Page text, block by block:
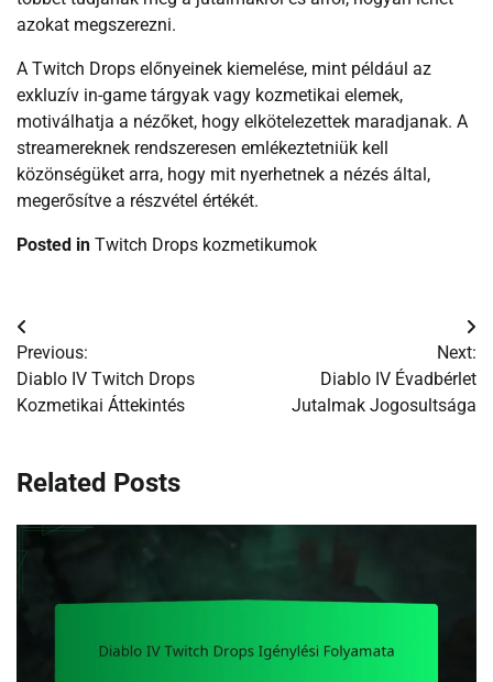
azokat megszerezni.
A Twitch Drops előnyeinek kiemelése, mint például az
exkluzív in-game tárgyak vagy kozmetikai elemek,
motiválhatja a nézőket, hogy elkötelezettek maradjanak. A
streamereknek rendszeresen emlékeztetniük kell
közönségüket arra, hogy mit nyerhetnek a nézés által,
megerősítve a részvétel értékét.
Posted in Twitch Drops kozmetikumok
Post
navigation
Previous:
Diablo IV Twitch Drops
Kozmetikai Áttekintés
Next:
Diablo IV Évadbérlet
Jutalmak Jogosultsága
Related Posts